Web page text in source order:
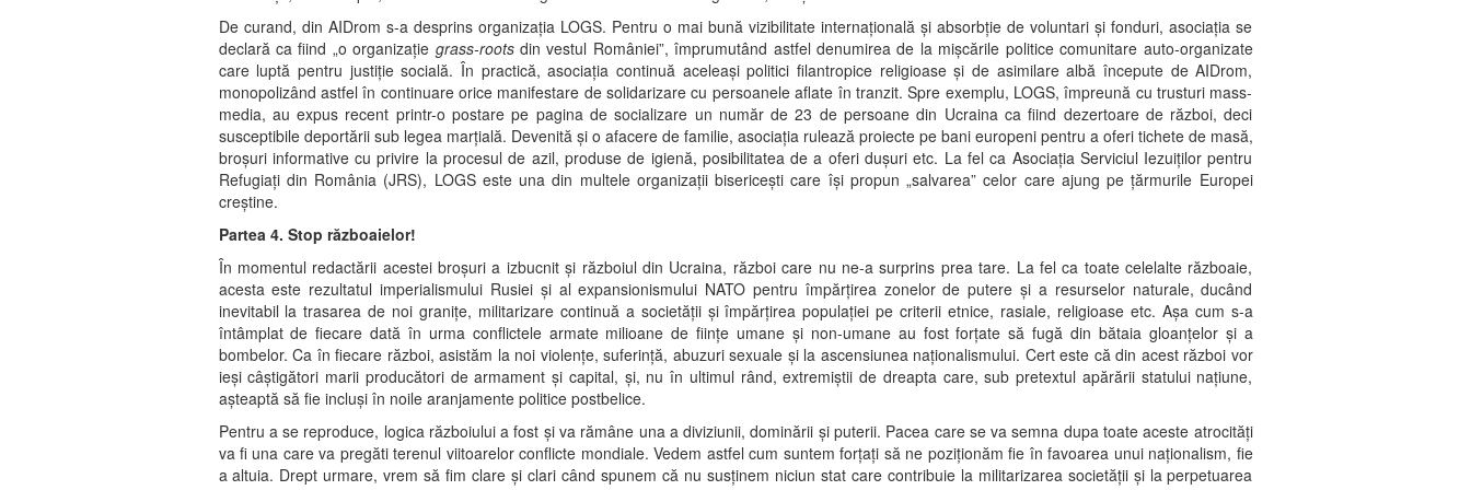
De curand, din AIDrom s-a desprins organizația LOGS. Pentru o mai bună vizibilitate internațională și absorbție de voluntari și fonduri, asociația se
declară ca fiind „o organizație grass-rootsdin vestul României”, împrumutând astfel denumirea de la mișcările politice comunitare auto-organizate
care luptă pentru justiție socială. În practică, asociația continuă aceleași politici filantropice religioase și de asimilare albă începute de AIDrom,
monopolizând astfel în continuare orice manifestare de solidarizare cu persoanele aflate în tranzit. Spre exemplu, LOGS, împreună cu trusturi mass-
media, au expus recent printr-o postare pe pagina de socializare un număr de 23 de persoane din Ucraina ca fiind dezertoare de război, deci
susceptibile deportării sub legea marțială. Devenită și o afacere de familie, asociația rulează proiecte pe bani europeni pentru a oferi tichete de masă,
broșuri informative cu privire la procesul de azil, produse de igienă, posibilitatea de a oferi dușuri etc. La fel ca Asociaţia Serviciul Iezuiţilor pentru
Refugiaţi din România (JRS), LOGS este una din multele organizații bisericești care își propun „salvarea” celor care ajung pe țărmurile Europei
creștine.
Partea 4. Stop războaielor!
În momentul redactării acestei broșuri a izbucnit și războiul din Ucraina, război care nu ne-a surprins prea tare. La fel ca toate celelalte războaie,
acesta este rezultatul imperialismului Rusiei și al expansionismului NATO pentru împărțirea zonelor de putere și a resurselor naturale, ducând
inevitabil la trasarea de noi granițe, militarizare continuă a societății și împărțirea populației pe criterii etnice, rasiale, religioase etc. Așa cum s-a
întâmplat de fiecare dată în urma conflictele armate milioane de ființe umane și non-umane au fost forțate să fugă din bătaia gloanțelor și a
bombelor. Ca în fiecare război, asistăm la noi violențe, suferință, abuzuri sexuale și la ascensiunea naționalismului. Cert este că din acest război vor
ieși câștigători marii producători de armament și capital, și, nu în ultimul rând, extremiștii de dreapta care, sub pretextul apărării statului națiune,
așteaptă să fie incluși în noile aranjamente politice postbelice.
Pentru a se reproduce, logica războiului a fost și va rămâne una a diviziunii, dominării și puterii. Pacea care se va semna dupa toate aceste atrocități
va fi una care va pregăti terenul viitoarelor conflicte mondiale. Vedem astfel cum suntem forțați să ne poziționăm fie în favoarea unui naționalism, fie
a altuia. Drept urmare, vrem să fim clare și clari când spunem că nu susținem niciun stat care contribuie la militarizarea societății și la perpetuarea